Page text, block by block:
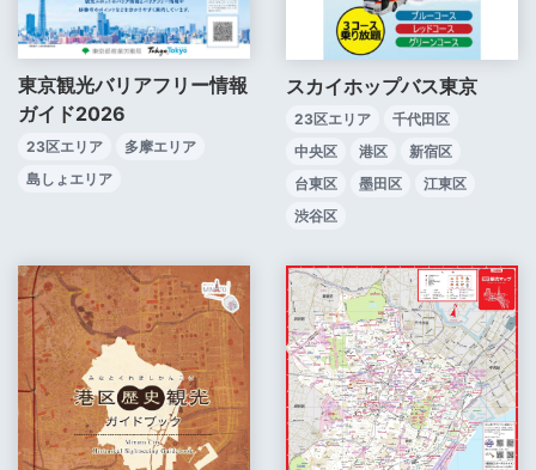
東京観光バリアフリー情報
ガイド2026
23区エリア
多摩エリア
島しょエリア
スカイホップバス東京
23区エリア
千代田区
中央区
港区
新宿区
台東区
墨田区
江東区
渋谷区